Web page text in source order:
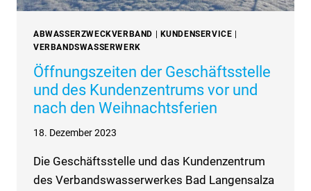
ABWASSERZWECKVERBAND | KUNDENSERVICE |
VERBANDSWASSERWERK
Öffnungszeiten der Geschäftsstelle
und des Kundenzentrums vor und
nach den Weihnachtsferien
18. Dezember 2023
Die Geschäftsstelle und das Kundenzentrum
des Verbandswasserwerkes Bad Langensalza